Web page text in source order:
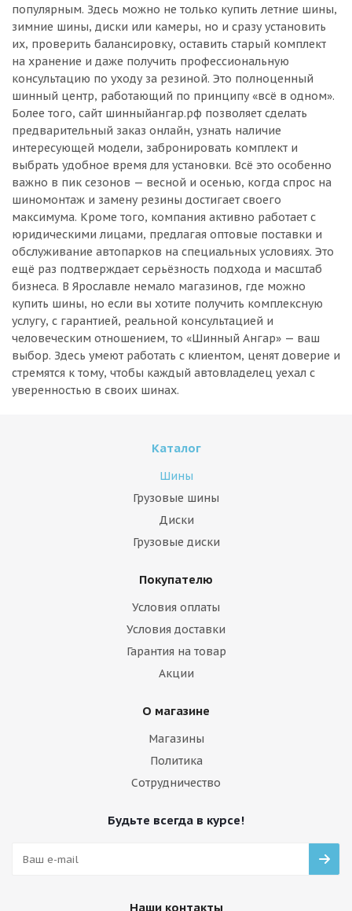
популярным. Здесь можно не только купить летние шины,
зимние шины, диски или камеры, но и сразу установить
их, проверить балансировку, оставить старый комплект
на хранение и даже получить профессиональную
консультацию по уходу за резиной. Это полноценный
шинный центр, работающий по принципу «всё в одном».
Более того, сайт шинныйангар.рф позволяет сделать
предварительный заказ онлайн, узнать наличие
интересующей модели, забронировать комплект и
выбрать удобное время для установки. Всё это особенно
важно в пик сезонов — весной и осенью, когда спрос на
шиномонтаж и замену резины достигает своего
максимума. Кроме того, компания активно работает с
юридическими лицами, предлагая оптовые поставки и
обслуживание автопарков на специальных условиях. Это
ещё раз подтверждает серьёзность подхода и масштаб
бизнеса. В Ярославле немало магазинов, где можно
купить шины, но если вы хотите получить комплексную
услугу, с гарантией, реальной консультацией и
человеческим отношением, то «Шинный Ангар» — ваш
выбор. Здесь умеют работать с клиентом, ценят доверие и
стремятся к тому, чтобы каждый автовладелец уехал с
уверенностью в своих шинах.
Каталог
Шины
Грузовые шины
Диски
Грузовые диски
Покупателю
Условия оплаты
Условия доставки
Гарантия на товар
Акции
О магазине
Магазины
Политика
Сотрудничество
Будьте всегда в курсе!
Наши контакты